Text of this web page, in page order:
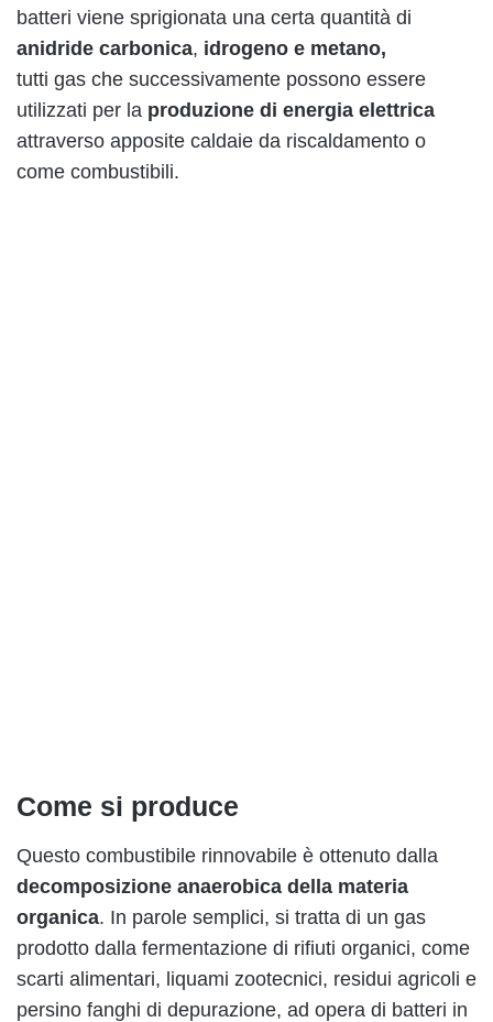
batteri viene sprigionata una certa quantità di
anidride carbonica, idrogeno e metano,
tutti gas che successivamente possono essere
utilizzati per la produzione di energia elettrica
attraverso apposite caldaie da riscaldamento o
come combustibili.
Come si produce
Questo combustibile rinnovabile è ottenuto dalla
decomposizione anaerobica della materia
organica. In parole semplici, si tratta di un gas
prodotto dalla fermentazione di rifiuti organici, come
scarti alimentari, liquami zootecnici, residui agricoli e
persino fanghi di depurazione, ad opera di batteri in